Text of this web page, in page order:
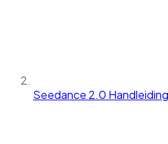
Seedance 2.0